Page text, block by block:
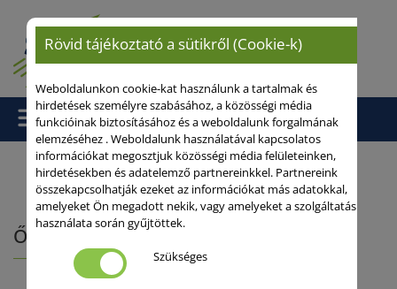
Kezdőlap// Őszi durumbúza
Őszi durumbúza
Rövid tájékoztató a sütikről (Cookie-k)
Weboldalunkon cookie-kat használunk a tartalmak és
hirdetések személyre szabásához, a közösségi média
funkcióinak biztosításához és a weboldalunk forgalmának
elemzéséhez . Weboldalunk használatával kapcsolatos
információkat megosztjuk közösségi média felületeinken,
hirdetésekben és adatelemző partnereinkkel. Partnereink
összekapcsolhatják ezeket az információkat más adatokkal,
amelyeket Ön megadott nekik, vagy amelyeket a szolgáltatás
használata során gyűjtöttek.
Szükséges